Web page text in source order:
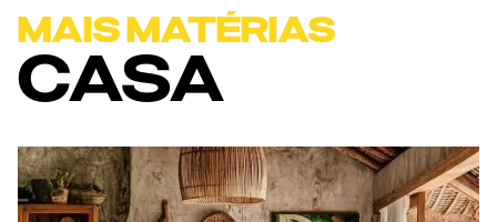
MAIS MATÉRIAS
CASA